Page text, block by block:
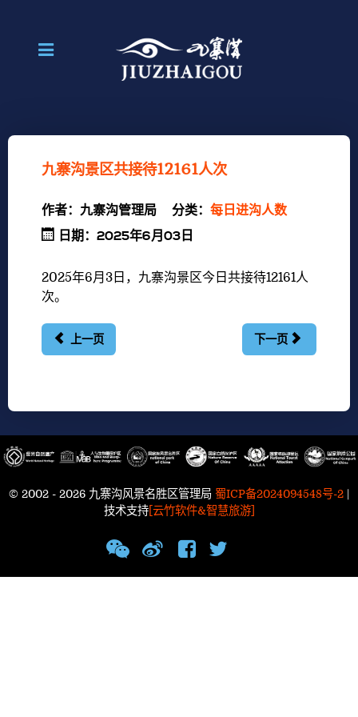
九寨沟景区共接待12161人次
作者： 九寨沟管理局 分类： 每日进沟人数
日期：2025年6月03日
2025年6月3 日，九寨沟景区今日共接待12161人
次。
上一页 下一页
© 2002 - 2026 九寨沟风景名胜区管理局 蜀ICP备2024094548号-2 |
技术支持[云竹软件&智慧旅游]